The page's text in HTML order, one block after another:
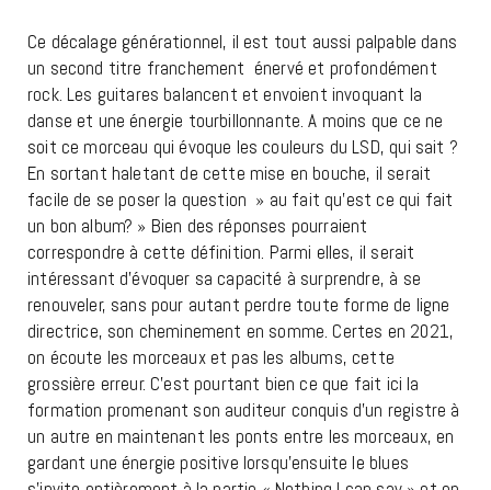
Ce décalage générationnel, il est tout aussi palpable dans
un second titre franchement énervé et profondément
rock. Les guitares balancent et envoient invoquant la
danse et une énergie tourbillonnante. A moins que ce ne
soit ce morceau qui évoque les couleurs du LSD, qui sait ?
En sortant haletant de cette mise en bouche, il serait
facile de se poser la question » au fait qu’est ce qui fait
un bon album? » Bien des réponses pourraient
correspondre à cette définition. Parmi elles, il serait
intéressant d’évoquer sa capacité à surprendre, à se
renouveler, sans pour autant perdre toute forme de ligne
directrice, son cheminement en somme. Certes en 2021,
on écoute les morceaux et pas les albums, cette
grossière erreur. C’est pourtant bien ce que fait ici la
formation promenant son auditeur conquis d’un registre à
un autre en maintenant les ponts entre les morceaux, en
gardant une énergie positive lorsqu’ensuite le blues